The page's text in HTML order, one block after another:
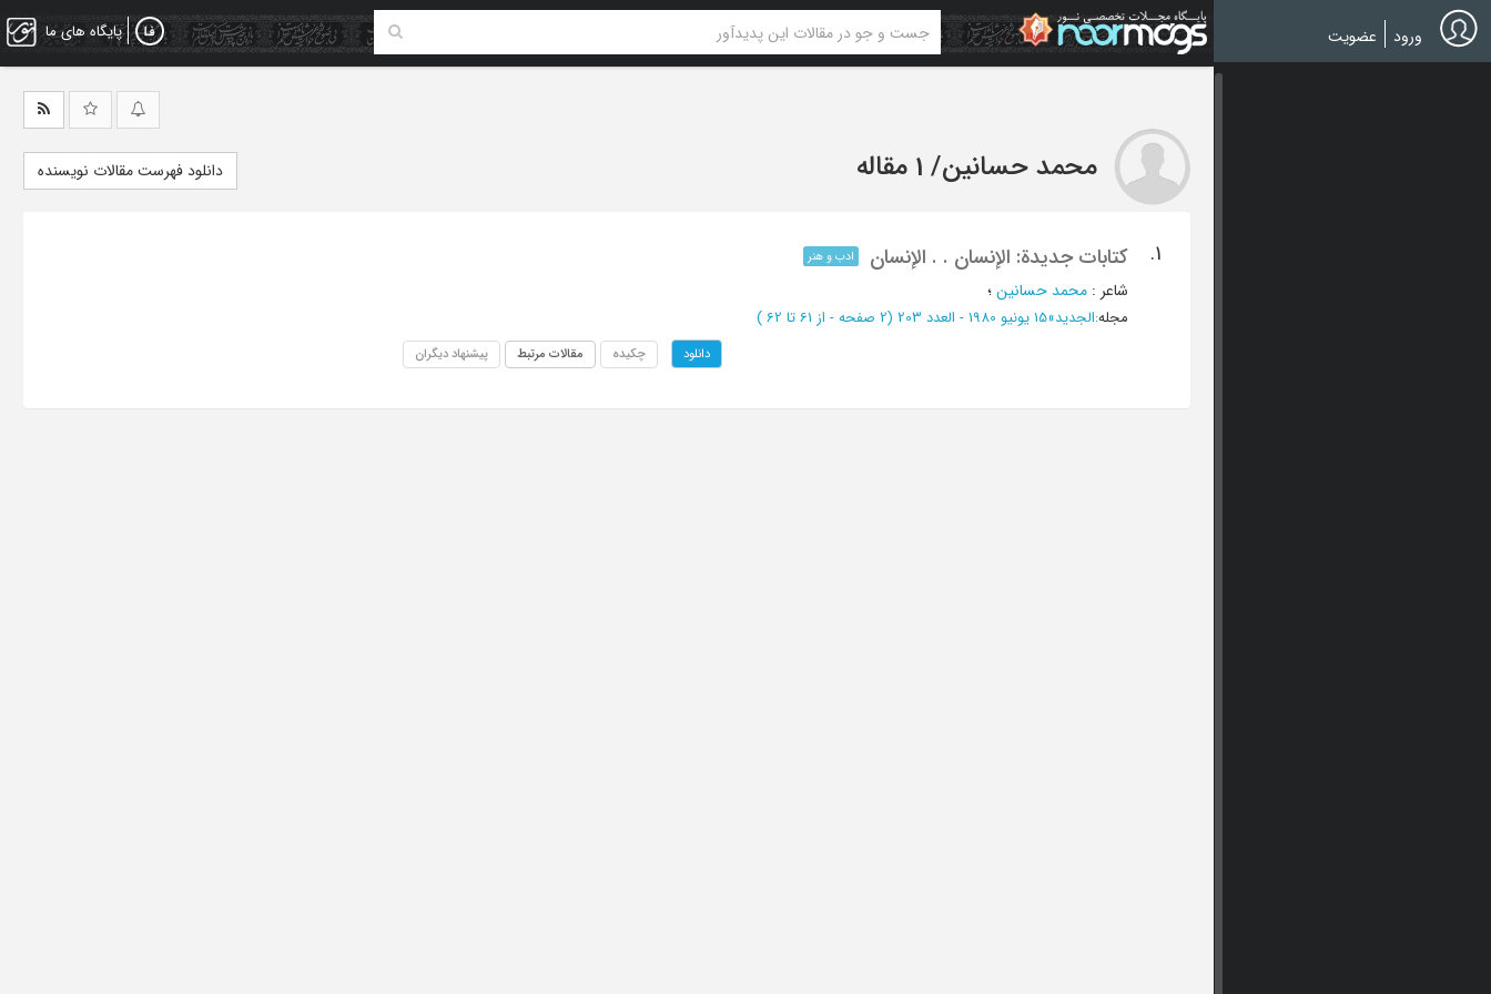
Skip
to
main
پایگاه های ما ورود عضویت
محمد حسانین/ 1 مقاله دانلود فهرست مقالات نویسنده
1. کتابات جدیدة: الإنسان . . الإنسان ادب و هنر
شاعر : محمد حسانین؛
مجله:الجدید»15 یونیو 1980 - العدد 203 (‎2 صفحه - از 61 تا 62 )
دانلود چکیده مقالات مرتبط پیشنهاد دیگران